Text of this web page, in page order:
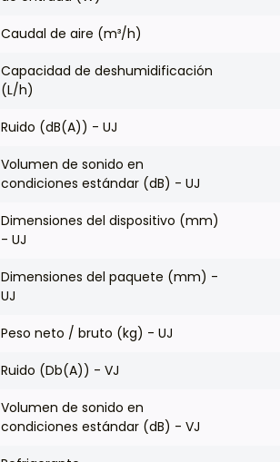
Caudal de aire (m³/h)
Capacidad de deshumidificación
(L/h)
Ruido (dB(A)) - UJ
Volumen de sonido en
condiciones estándar (dB) - UJ
Dimensiones del dispositivo (mm)
- UJ
Dimensiones del paquete (mm) -
UJ
Peso neto / bruto (kg) - UJ
Ruido (Db(A)) - VJ
Volumen de sonido en
condiciones estándar (dB) - VJ